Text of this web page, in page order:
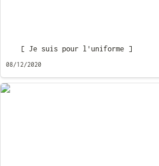
[ Je suis pour l'uniforme ]
08/12/2020
[ punk-rock et orchestre